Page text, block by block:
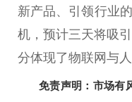
新产品、引领行业
机，预计三天将吸
分体现了物联网与
免责声明：市场有